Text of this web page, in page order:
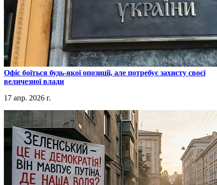
​Офіс боїться будь-якої опозиції, але потребує захисту своєї
величезної влади
17 апр. 2026 г.